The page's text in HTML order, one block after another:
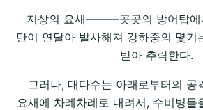
지상의 요새―――곳곳의 방어탑에
탄이 연달아 발사해져 강하중의 몇기
받아 추락한다.
그러나, 대다수는 아래로부터의 공
요새에 차례차례로 내려서, 수비병들